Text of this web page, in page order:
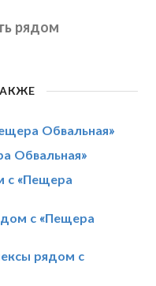
рядом
Обвальная»
Обвальная»
с «Пещера
с «Пещера
рядом с